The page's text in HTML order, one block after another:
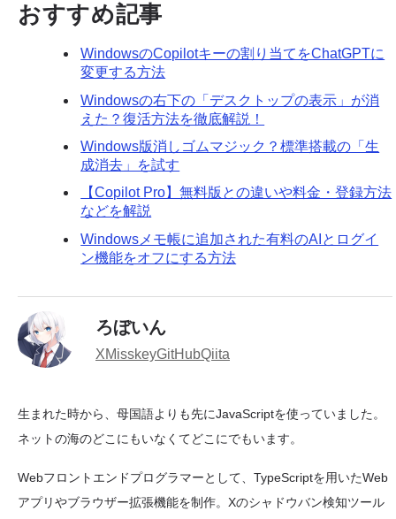
おすすめ記事
WindowsのCopilotキーの割り当てをChatGPTに
変更する方法
Windowsの右下の「デスクトップの表示」が消
えた？復活方法を徹底解説！
Windows版消しゴムマジック？標準搭載の「生
成消去」を試す
【Copilot Pro】無料版との違いや料金・登録方法
などを解説
Windowsメモ帳に追加された有料のAIとログイ
ン機能をオフにする方法
ろぼいん
XMisskeyGitHubQiita
生まれた時から、母国語よりも先にJavaScriptを使っていました。
ネットの海のどこにもいなくてどこにでもいます。
Webフロントエンドプログラマーとして、TypeScriptを用いたWeb
アプリやブラウザー拡張機能を制作。Xのシャドウバン検知ツール